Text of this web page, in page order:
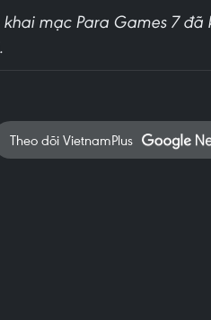
mạc Para Games 7 đã
Theo dõi VietnamPlus